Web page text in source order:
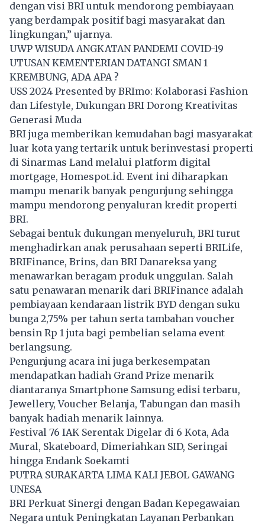
dengan visi BRI untuk mendorong pembiayaan
yang berdampak positif bagi masyarakat dan
lingkungan,” ujarnya.
UWP WISUDA ANGKATAN PANDEMI COVID-19
UTUSAN KEMENTERIAN DATANGI SMAN 1
KREMBUNG, ADA APA ?
USS 2024 Presented by BRImo: Kolaborasi Fashion
dan Lifestyle, Dukungan BRI Dorong Kreativitas
Generasi Muda
BRI juga memberikan kemudahan bagi masyarakat
luar kota yang tertarik untuk berinvestasi properti
di Sinarmas Land melalui platform digital
mortgage, Homespot.id. Event ini diharapkan
mampu menarik banyak pengunjung sehingga
mampu mendorong penyaluran kredit properti
BRI.
Sebagai bentuk dukungan menyeluruh, BRI turut
menghadirkan anak perusahaan seperti BRILife,
BRIFinance, Brins, dan BRI Danareksa yang
menawarkan beragam produk unggulan. Salah
satu penawaran menarik dari BRIFinance adalah
pembiayaan kendaraan listrik BYD dengan suku
bunga 2,75% per tahun serta tambahan voucher
bensin Rp 1 juta bagi pembelian selama event
berlangsung.
Pengunjung acara ini juga berkesempatan
mendapatkan hadiah Grand Prize menarik
diantaranya Smartphone Samsung edisi terbaru,
Jewellery, Voucher Belanja, Tabungan dan masih
banyak hadiah menarik lainnya.
Festival 76 IAK Serentak Digelar di 6 Kota, Ada
Mural, Skateboard, Dimeriahkan SID, Seringai
hingga Endank Soekamti
PUTRA SURAKARTA LIMA KALI JEBOL GAWANG
UNESA
BRI Perkuat Sinergi dengan Badan Kepegawaian
Negara untuk Peningkatan Layanan Perbankan